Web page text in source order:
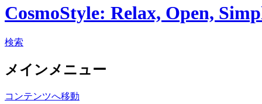
CosmoStyle: Relax, Open,
検索
メインメニュー
コンテンツへ移動